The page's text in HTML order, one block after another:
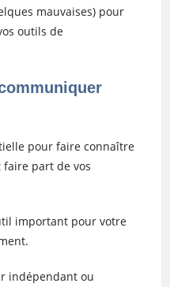
mauvaises) pour
outils de
pour faire connaître
faire part de vos
important pour votre
indépendant ou